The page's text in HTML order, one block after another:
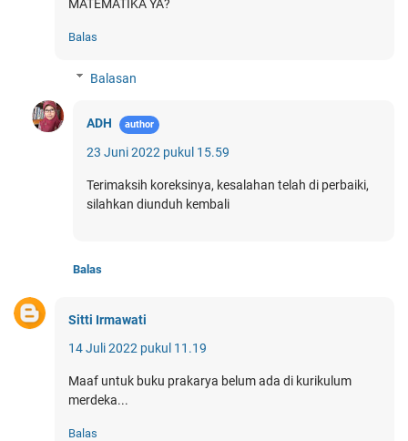
MATEMATIKA YA?
Balas
Balasan
ADH
23 Juni 2022 pukul 15.59
Terimaksih koreksinya, kesalahan telah di perbaiki,
silahkan diunduh kembali
Balas
Sitti Irmawati
14 Juli 2022 pukul 11.19
Maaf untuk buku prakarya belum ada di kurikulum
merdeka...
Balas